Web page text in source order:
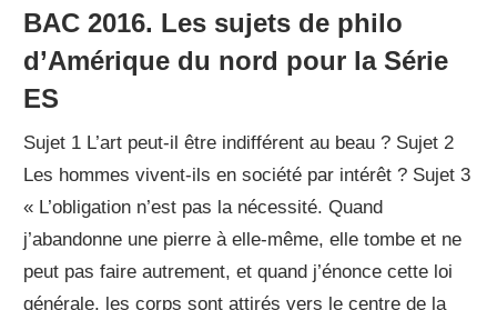
BAC 2016. Les sujets de philo
d’Amérique du nord pour la Série
ES
Sujet 1 L’art peut-il être indifférent au beau ? Sujet 2
Les hommes vivent-ils en société par intérêt ? Sujet 3
« L’obligation n’est pas la nécessité. Quand
j’abandonne une pierre à elle-même, elle tombe et ne
peut pas faire autrement, et quand j’énonce cette loi
générale, les corps sont attirés vers le centre de la